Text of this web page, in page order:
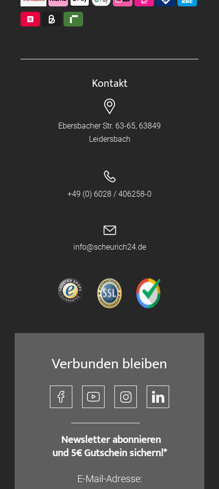
Kontakt
Ebersbacher Str. 63-65, 63849
Leidersbach
+49 (0) 6028 / 406258-0
info@scheurich24.de
Verbunden bleiben
​ Newsletter abonnieren
und 5€ Gutschein sichern!*
E-Mail-Adresse: